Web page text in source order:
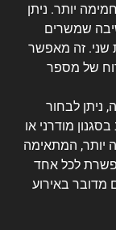
יותר. ניתן
שמשרים
שני. זה מאפשר
של מספר
ניתן לבחור
מודרני או
יותר, המתאימה
לכל אחד
מדובר באירוע